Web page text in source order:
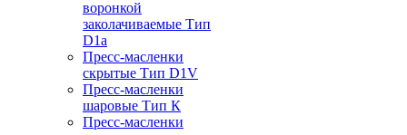
воронкой
заколачиваемые Тип
D1a
Пресс-масленки
скрытые Тип D1V
Пресс-масленки
шаровые Тип К
Пресс-масленки